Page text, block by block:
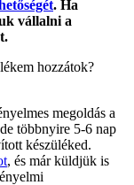
. Ha
vállalni a
hozzátok?
megoldás a
többnyire 5-6 nap
készüléked.
, és már küldjük is